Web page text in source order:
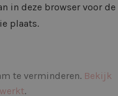
in deze browser voor de
plaats.
te verminderen. Bekijk
.